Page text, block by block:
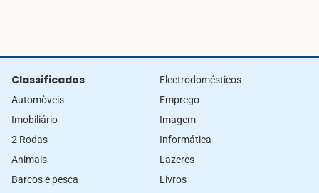
Classificados
Automòveis
Imobiliário
2 Rodas
Animais
Barcos e pesca
Electrodomésticos
Emprego
Imagem
Informática
Lazeres
Livros